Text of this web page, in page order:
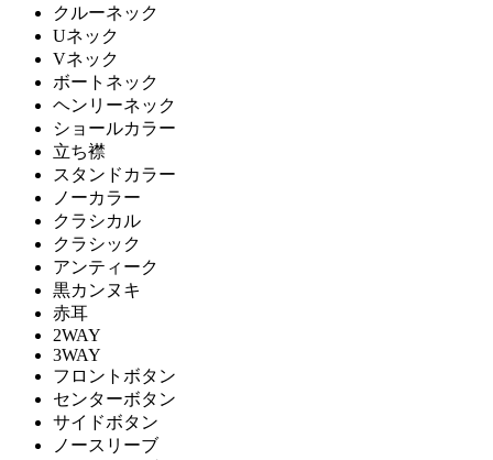
クルーネック
Uネック
Vネック
ボートネック
ヘンリーネック
ショールカラー
立ち襟
スタンドカラー
ノーカラー
クラシカル
クラシック
アンティーク
黒カンヌキ
赤耳
2WAY
3WAY
フロントボタン
センターボタン
サイドボタン
ノースリーブ